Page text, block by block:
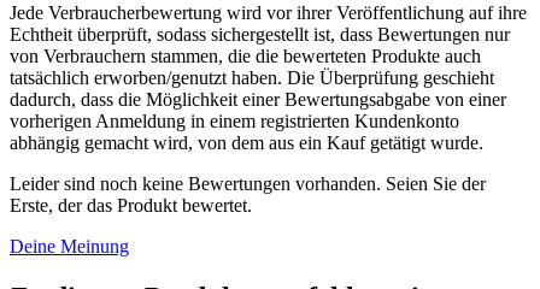
Jede Verbraucherbewertung wird vor ihrer Veröffentlichung auf ihre
Echtheit überprüft, sodass sichergestellt ist, dass Bewertungen nur
von Verbrauchern stammen, die die bewerteten Produkte auch
tatsächlich erworben/genutzt haben. Die Überprüfung geschieht
dadurch, dass die Möglichkeit einer Bewertungsabgabe von einer
vorherigen Anmeldung in einem registrierten Kundenkonto
abhängig gemacht wird, von dem aus ein Kauf getätigt wurde.
Leider sind noch keine Bewertungen vorhanden. Seien Sie der
Erste, der das Produkt bewertet.
Deine Meinung